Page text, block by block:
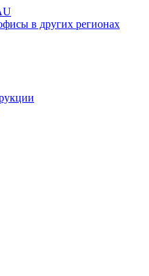
в других регионах